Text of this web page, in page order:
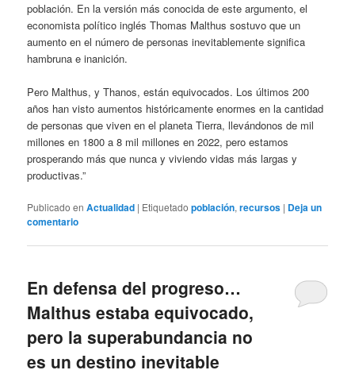
población. En la versión más conocida de este argumento, el
economista político inglés Thomas Malthus sostuvo que un
aumento en el número de personas inevitablemente significa
hambruna e inanición.
Pero Malthus, y Thanos, están equivocados. Los últimos 200
años han visto aumentos históricamente enormes en la cantidad
de personas que viven en el planeta Tierra, llevándonos de mil
millones en 1800 a 8 mil millones en 2022, pero estamos
prosperando más que nunca y viviendo vidas más largas y
productivas.”
Publicado en Actualidad | Etiquetado población,recursos | Deja un
comentario
En defensa del progreso…
Malthus estaba equivocado,
pero la superabundancia no
es un destino inevitable